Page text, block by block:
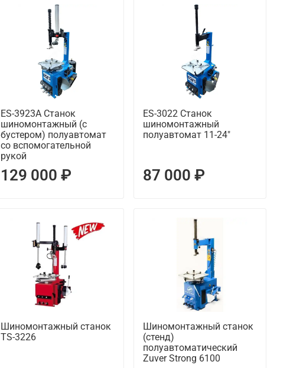
ES-3923A Станок
шиномонтажный (с
бустером) полуавтомат
со вспомогательной
рукой
129 000 ₽
ES-3022 Станок
шиномонтажный
полуавтомат 11-24"
87 000 ₽
Шиномонтажный станок
TS-3226
Шиномонтажный станок
(стенд)
полуавтоматический
Zuver Strong 6100